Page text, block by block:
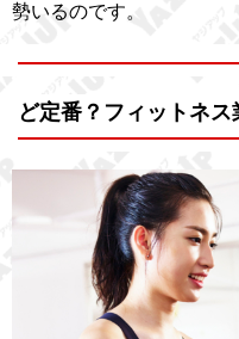
勢いるのです。
ど定番？フィットネス